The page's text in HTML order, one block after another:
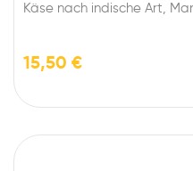
Käse nach indische Art,
15,50 €